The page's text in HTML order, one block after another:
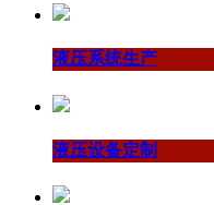
液压系统生产
液压设备定制